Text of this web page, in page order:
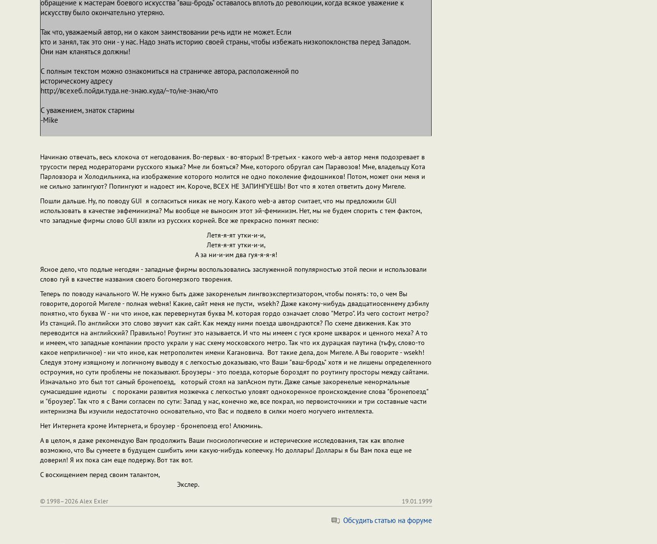
обращение к мастерам боевого искусства "ваш-бродь" оставалось вплоть до революции, когда всякое уважение к
искусству было окончательно утеряно.
Так что, уважаемый автор, ни о каком заимствовании речь идти не может. Если
кто и занял, так это они - у нас. Надо знать историю своей страны, чтобы избежать низкопоклонства перед Западом.
Они нам кланяться должны!
С полным текстом можно ознакомиться на страничке автора, расположенной по
историческому адресу
http://всехеб.пойди.туда.не-знаю.куда/~то/не-знаю/что
С уважением, знаток старины
-Mike
Начинаю отвечать, весь клокоча от негодования. Во-первых - во-вторых! В-третьих - какого web-а автор меня подозревает в
трусости перед модераторами русского языка? Мне ли бояться? Мне, которого обругал сам Паравозов! Мне, владельцу Кота
Парловзора и Холодильника, на изображение которого молится не одно поколение фидошников! Потом, может они меня и
не сильно запингуют? Попингуют и надоест им. Короче, ВСЕХ НЕ ЗАПИНГУЕШЬ! Вот что я хотел ответить дону Мигеле.
Пошли дальше. Ну, по поводу GUI я согласиться никак не могу. Какого web-а автор считает, что мы предложили GUI
использовать в качестве эвфеминизма? Мы вообще не выносим этот эй-феминизм. Нет, мы не будем спорить с тем фактом,
что западные фирмы слово GUI взяли из русских корней. Все же прекрасно помнят песню:
Летя-я-ят утки-и-и,
Летя-я-ят утки-и-и,
А за ни-и-им два гуя-я-я-я!
Ясное дело, что подлые негодяи - западные фирмы воспользовались заслуженной популярностью этой песни и использовали
слово гуй в качестве названия своего богомерзкого творения.
Теперь по поводу начального W. Не нужно быть даже закоренелым лингвоэкспертизатором, чтобы понять: то, о чем Вы
говорите, дорогой Мигеле - полная webня! Какие, сайт меня не пусти, wsekh? Даже какому-нибудь двадцатиосеннему дэбилу
понятно, что буква W - ни что иное, как перевернутая буква M. которая гордо означает слово "Метро". Из чего состоит метро?
Из станций. По английски это слово звучит как сайт. Как между ними поезда швондраются? По схеме движения. Как это
переводится на английский? Правильно! Роутинг это называется. И что мы имеем с гуся кроме шкварок и ценного меха? А то
и имеем, что западные компании просто украли у нас схему московского метро. Так что их дурацкая паутина (тьфу, слово-то
какое неприличное) - ни что иное, как метрополитен имени Кагановича. Вот такие дела, дон Мигеле. А Вы говорите - wsekh!
Следуя этому изящному и логичному выводу я с легкостью доказываю, что Ваши "ваш-бродь" хотя и не лишены определенного
остроумия, но сути проблемы не показывают. Броузеры - это поезда, которые бороздят по роутингу просторы между сайтами.
Изначально это был тот самый бронепоезд, который стоял на запАсном пути. Даже самые закоренелые ненормальные
сумасшедшие идиоты с пороками развития мозжечка с легкостью уловят однокоренное происхождение слова "бронепоезд"
и "броузер". Так что я с Вами согласен по сути: Запад у нас, конечно же, все покрал, но первоисточники и три составные части
интернизма Вы изучили недостаточно основательно, что Вас и подвело в силки моего могучего интеллекта.
Нет Интернета кроме Интернета, и броузер - бронепоезд его! Алюминь.
А в целом, я даже рекомендую Вам продолжить Ваши гносиологические и истерические исследования, так как вполне
возможно, что Вы сумеете в будущем сшибить ими какую-нибудь копеечку. Но доллары! Доллары я бы Вам пока еще не
доверил! Я их пока сам еще подержу. Вот так вот.
С восхищением перед своим талантом,
Экслер.
© 1998–2026 Alex Exler 19.01.1999
Обсудить статью на форуме